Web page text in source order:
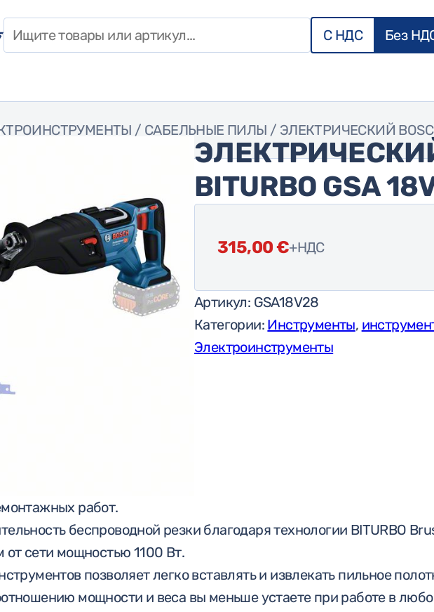
С НДС Без
/ САБЕЛЬНЫЕ ПИЛЫ / ЭЛЕКТРИЧЕСКИЙ
ЭЛЕКТРИЧЕСКИЙ
BITURBO GSA
315,00€+НДС
Артикул: GSA18V28
Категории: Инструменты,
Электроинструменты
работ.
беспроводной резки благодаря технологии BITURBO
сети мощностью 1100 Вт.
позволяет легко вставлять и извлекать пильное
мощности и веса вы меньше устаете при работе в